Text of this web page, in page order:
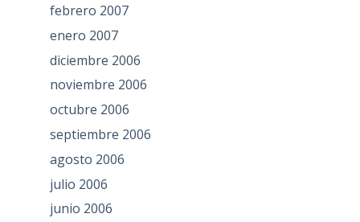
febrero 2007
enero 2007
diciembre 2006
noviembre 2006
octubre 2006
septiembre 2006
agosto 2006
julio 2006
junio 2006